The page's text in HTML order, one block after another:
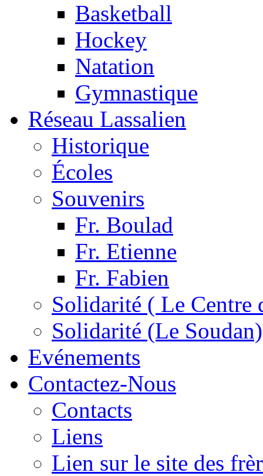
Basketball
Hockey
Natation
Gymnastique
Réseau Lassalien
Historique
Écoles
Souvenirs
Fr. Boulad
Fr. Etienne
Fr. Fabien
Solidarité ( Le Centre
Solidarité (Le Soudan)
Evénements
Contactez-Nous
Contacts
Liens
Lien sur le site des